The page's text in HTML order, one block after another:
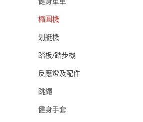
橢圓機
划艇機
踏板/踏步機
反應燈及配件
跳繩
健身手套